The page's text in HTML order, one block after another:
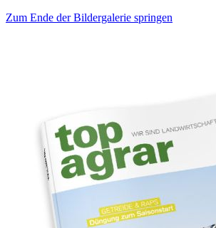
Zum Ende der Bildergalerie springen